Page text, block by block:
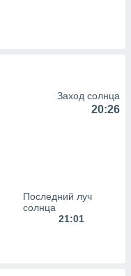
Заход солнца
20:26
Последний луч
солнца
21:01